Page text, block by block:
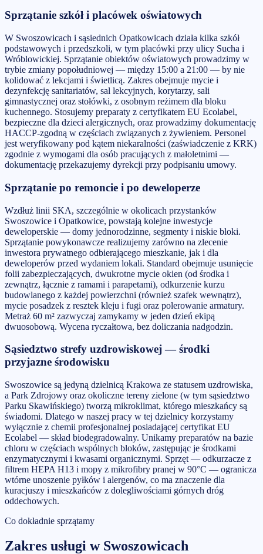
Sprzątanie szkół i placówek oświatowych
W Swoszowicach i sąsiednich Opatkowicach działa kilka szkół
podstawowych i przedszkoli, w tym placówki przy ulicy Sucha i
Wróblowickiej. Sprzątanie obiektów oświatowych prowadzimy w
trybie zmiany popołudniowej — między 15:00 a 21:00 — by nie
kolidować z lekcjami i świetlicą. Zakres obejmuje mycie i
dezynfekcję sanitariatów, sal lekcyjnych, korytarzy, sali
gimnastycznej oraz stołówki, z osobnym reżimem dla bloku
kuchennego. Stosujemy preparaty z certyfikatem EU Ecolabel,
bezpieczne dla dzieci alergicznych, oraz prowadzimy dokumentację
HACCP-zgodną w częściach związanych z żywieniem. Personel
jest weryfikowany pod kątem niekaralności (zaświadczenie z KRK)
zgodnie z wymogami dla osób pracujących z małoletnimi —
dokumentację przekazujemy dyrekcji przy podpisaniu umowy.
Sprzątanie po remoncie i po deweloperze
Wzdłuż linii SKA, szczególnie w okolicach przystanków
Swoszowice i Opatkowice, powstają kolejne inwestycje
deweloperskie — domy jednorodzinne, segmenty i niskie bloki.
Sprzątanie powykonawcze realizujemy zarówno na zlecenie
inwestora prywatnego odbierającego mieszkanie, jak i dla
deweloperów przed wydaniem lokali. Standard obejmuje usunięcie
folii zabezpieczających, dwukrotne mycie okien (od środka i
zewnątrz, łącznie z ramami i parapetami), odkurzenie kurzu
budowlanego z każdej powierzchni (również szafek wewnątrz),
mycie posadzek z resztek kleju i fugi oraz polerowanie armatury.
Metraż 60 m² zazwyczaj zamykamy w jeden dzień ekipą
dwuosobową. Wycena ryczałtowa, bez doliczania nadgodzin.
Sąsiedztwo strefy uzdrowiskowej — środki
przyjazne środowisku
Swoszowice są jedyną dzielnicą Krakowa ze statusem uzdrowiska,
a Park Zdrojowy oraz okoliczne tereny zielone (w tym sąsiedztwo
Parku Skawińskiego) tworzą mikroklimat, którego mieszkańcy są
świadomi. Dlatego w naszej pracy w tej dzielnicy korzystamy
wyłącznie z chemii profesjonalnej posiadającej certyfikat EU
Ecolabel — skład biodegradowalny. Unikamy preparatów na bazie
chloru w częściach wspólnych bloków, zastępując je środkami
enzymatycznymi i kwasami organicznymi. Sprzęt — odkurzacze z
filtrem HEPA H13 i mopy z mikrofibry pranej w 90°C — ogranicza
wtórne unoszenie pyłków i alergenów, co ma znaczenie dla
kuracjuszy i mieszkańców z dolegliwościami górnych dróg
oddechowych.
Co dokładnie sprzątamy
Zakres usługi w Swoszowicach